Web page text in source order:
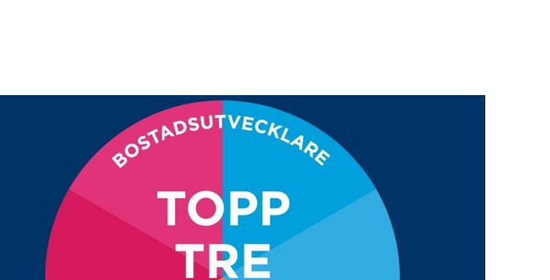
2 250 000 kr
2 100 000 kr 3 756 kr/mån
2 050 000 kr 3 756 kr/mån
2 000 000 kr 3 867 kr/mån
3 av 4 2 250 000 kr 4 193 kr/mån